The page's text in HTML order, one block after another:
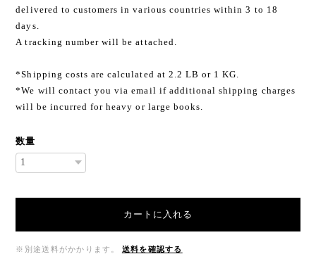
delivered to customers in various countries within 3 to 18
days.
A tracking number will be attached.
*Shipping costs are calculated at 2.2 LB or 1 KG.
*We will contact you via email if additional shipping charges
will be incurred for heavy or large books.
数量
カートに入れる
※別途送料がかかります。
送料を確認する